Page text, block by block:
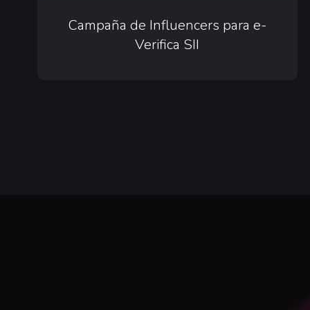
de
Influencers
Campaña de Influencers para e-
Verifica SII